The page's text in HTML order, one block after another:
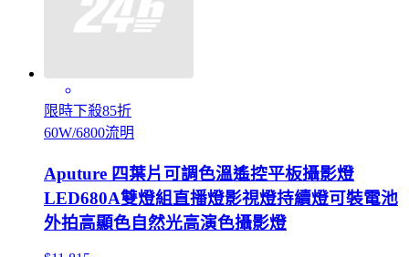
限時下殺85折
60W/6800流明
Aputure 四葉片可調色溫遙控平板攝影燈
LED680A雙燈組直播燈影視燈持續燈可裝電池
外拍高顯色自然光高演色攝影燈